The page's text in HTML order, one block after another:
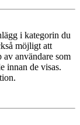
i kategorin du
möjligt att
användare som
innan de visas.